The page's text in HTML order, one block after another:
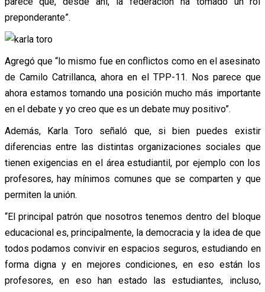
preponderante”.
Agregó que “lo mismo fue en conflictos como en el asesinato
de Camilo Catrillanca, ahora en el TPP-11. Nos parece que
ahora estamos tomando una posición mucho más importante
en el debate y yo creo que es un debate muy positivo”.
Además, Karla Toro señaló que, si bien puedes existir
diferencias entre las distintas organizaciones sociales que
tienen exigencias en el área estudiantil, por ejemplo con los
profesores, hay mínimos comunes que se comparten y que
permiten la unión.
“El principal patrón que nosotros tenemos dentro del bloque
educacional es, principalmente, la democracia y la idea de que
todos podamos convivir en espacios seguros, estudiando en
forma digna y en mejores condiciones, en eso están los
profesores, en eso han estado las estudiantes, incluso,